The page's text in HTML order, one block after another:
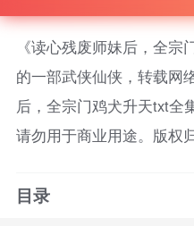
《读心残废师妹后，全
的一部武侠仙侠，转载网
后，全宗门鸡犬升天txt全
请勿用于商业用途。版权
版！ 【全宗读心+团宠+
目录